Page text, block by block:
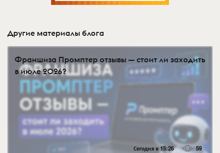
Другие материалы блога
Франшиза Промптер отзывы — стоит ли заходить
в июле 2026?
Сегодня в 15:26 59